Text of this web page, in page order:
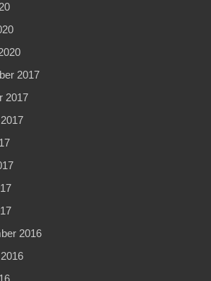
2017
2017
2016